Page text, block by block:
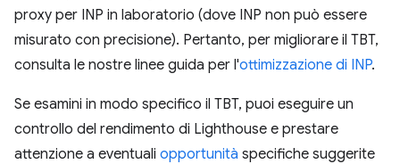
proxy per INP in laboratorio (dove INP non può essere
misurato con precisione). Pertanto, per migliorare il TBT,
consulta le nostre linee guida per l'ottimizzazione di INP.
Se esamini in modo specifico il TBT, puoi eseguire un
controllo del rendimento di Lighthouse e prestare
attenzione a eventuali opportunità specifiche suggerite